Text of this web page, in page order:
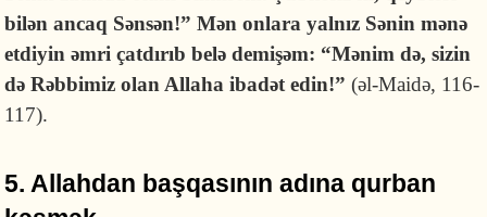
bilən ancaq Sənsən!” Mən onlara yalnız Sənin mənə
etdiyin əmri çatdırıb belə demişəm: “Mənim də, sizin
də Rəbbimiz olan Allaha ibadət edin!” (əl-Maidə, 116-
117).
5. Allahdan başqasının adına qurban